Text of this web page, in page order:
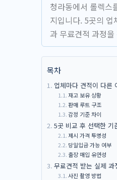
청라동에서 롤렉스
지입니다. 5곳의
과 무료견적 과정
목차
업체마다 견적이 다른
재고 보유 상황
판매 루트 구조
감정 기준 차이
5곳 비교 후 선택한 기
제시 가격 투명성
당일입금 가능 여부
출장 매입 유연성
무료견적 받는 실제 과
사진 촬영 방법